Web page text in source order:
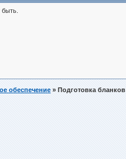
обеспечение» Подготовка бланков